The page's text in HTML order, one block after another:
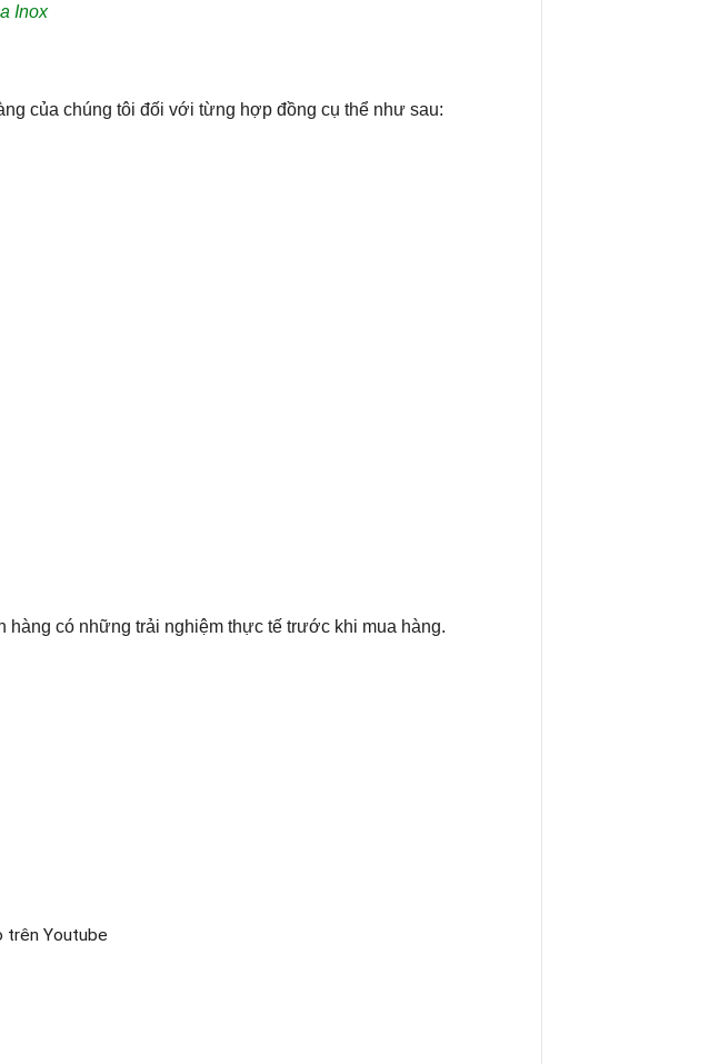
Inox
của chúng tôi đối với từng hợp đồng cụ thể như sau:
có những trải nghiệm thực tế trước khi mua hàng.
trên Youtube